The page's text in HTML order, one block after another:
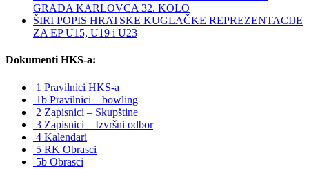
GRADA KARLOVCA 32. KOLO
ŠIRI POPIS HRATSKE KUGLAČKE REPREZENTACIJE
ZA EP U15, U19 i U23
Dokumenti HKS-a:
1 Pravilnici HKS-a
1b Pravilnici – bowling
2 Zapisnici – Skupštine
3 Zapisnici – Izvršni odbor
4 Kalendari
5 RK Obrasci
5b Obrasci